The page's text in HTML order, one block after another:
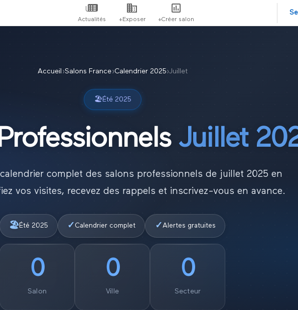
Actualités +Exposer +Créer salon
Accueil ›Salons France›Calendrier 2025›Juillet
🏖️ Été 2025
Juillet
complet des salons professionnels de juillet 2025 en
vos visites, recevez des rappels et inscrivez-vous en avance.
🏖️Été 2025 ✓ Calendrier complet ✓Alertes gratuites
0
Salon
0
Ville
0
Secteur